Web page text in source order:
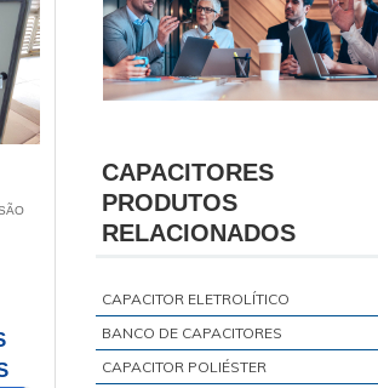
CAPACITORES
PRODUTOS
RELACIONADOS
CAPACITOR ELETROLÍTICO
BANCO DE CAPACITORES
CAPACITOR POLIÉSTER